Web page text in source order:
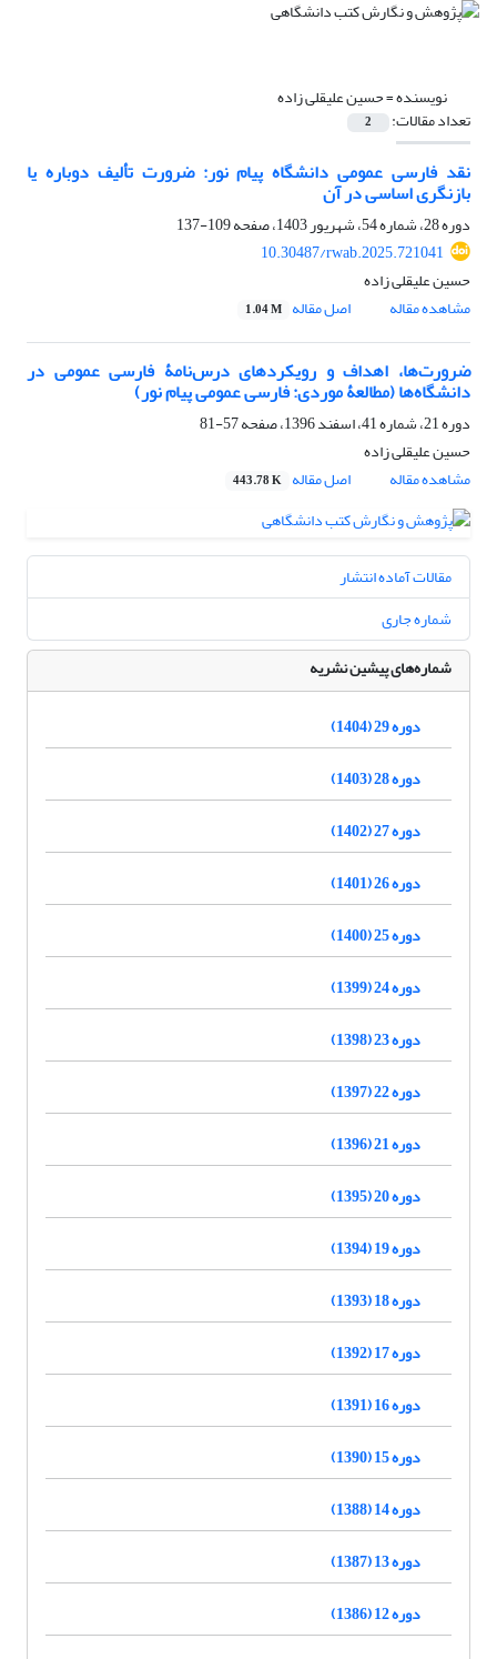
نویسنده =حسین علیقلی زاده
تعداد مقالات: 2
نقد فارسی عمومی دانشگاه پیام نور: ضرورت تألیف دوباره یا
بازنگری اساسی در آن
دوره 28، شماره 54، شهریور 1403، صفحه
109-137
10.30487/rwab.2025.721041
حسین علیقلی زاده
مشاهده مقاله
اصل مقاله 1.04 M
ضرورت‌ها، اهداف و رویکردهای درس‌نامۀ فارسی عمومی در
دانشگاه‌ها (مطالعۀ موردی: فارسی عمومی پیام ‌نور)
دوره 21، شماره 41، اسفند 1396، صفحه
57-81
حسین علیقلی زاده
مشاهده مقاله
اصل مقاله 443.78 K
مقالات آماده انتشار
شماره جاری
شماره‌های پیشین نشریه
دوره 29 (1404)
دوره 28 (1403)
دوره 27 (1402)
دوره 26 (1401)
دوره 25 (1400)
دوره 24 (1399)
دوره 23 (1398)
دوره 22 (1397)
دوره 21 (1396)
دوره 20 (1395)
دوره 19 (1394)
دوره 18 (1393)
دوره 17 (1392)
دوره 16 (1391)
دوره 15 (1390)
دوره 14 (1388)
دوره 13 (1387)
دوره 12 (1386)